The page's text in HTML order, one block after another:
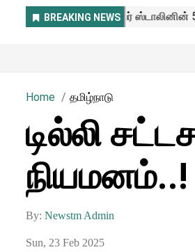
Home தமிழ்நாடு
டில்லி
நியமனம்..!
By: Newstm Admin
Sun, 23 Feb 2025